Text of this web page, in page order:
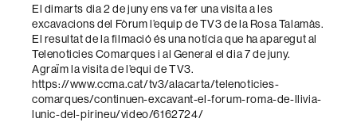
El dimarts dia 2 de juny ens va fer una visita a les
excavacions del Fòrum l’equip de TV3 de la Rosa Talamàs.
El resultat de la filmació és una notícia que ha aparegut al
Telenoticies Comarques i al General el dia 7 de juny.
Agraïm la visita de l’equi de TV3.
https://www.ccma.cat/tv3/alacarta/telenoticies-
comarques/continuen-excavant-el-forum-roma-de-llivia-
lunic-del-pirineu/video/6162724/